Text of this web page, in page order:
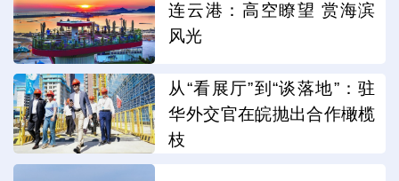
连云港：高空瞭望 赏海滨
风光
从“看展厅”到“谈落地”：驻
华外交官在皖抛出合作橄榄
枝